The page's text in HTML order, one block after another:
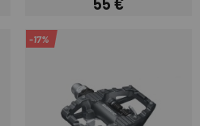
Precio
-17%